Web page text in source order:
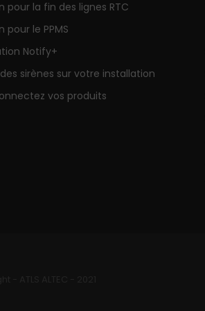
pour la fin des lignes RTC
pour le PPMS
Notify+
sirènes sur votre installation
vos produits